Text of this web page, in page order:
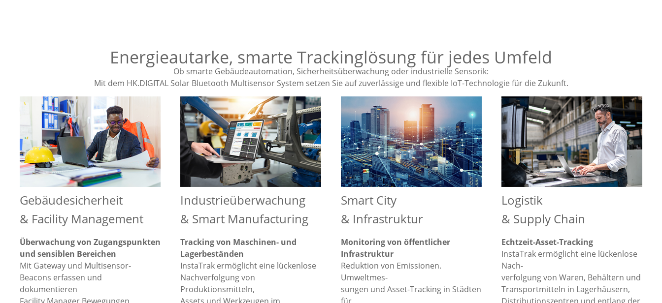
Energieautarke, smarte Trackinglösung für jedes Umfeld
Ob smarte Gebäudeautomation, Sicherheitsüberwachung oder industrielle Sensorik:
Mit dem HK.DIGITAL Solar Bluetooth Multisensor System setzen Sie auf zuverlässige und flexible IoT-Technologie für die Zukunft.
Gebäudesicherheit
& Facility Management
Überwachung von Zugangspunkten
und sensiblen Bereichen
Mit Gateway und Multisensor-
Beacons erfassen und
dokumentieren
Facility Manager Bewegungen,
Industrieüberwachung
& Smart Manufacturing
Tracking von Maschinen- und
Lagerbeständen
InstaTrak ermöglicht eine lückenlose
Nachverfolgung von
Produktionsmitteln,
Assets und Werkzeugen im
Smart City
& Infrastruktur
Monitoring von öffentlicher
Infrastruktur
Reduktion von Emissionen.
Umweltmes-
sungen und Asset-Tracking in Städten
für
Logistik
& Supply Chain
Echtzeit-Asset-Tracking
InstaTrak ermöglicht eine lückenlose
Nach-
verfolgung von Waren, Behältern und
Transportmitteln in Lagerhäusern,
Distributionszentren und entlang der